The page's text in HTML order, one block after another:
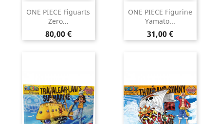
ONE PIECE Figuarts
Zero...
Prix
80,00 €
ONE PIECE Figurine
Yamato...
Prix
31,00 €